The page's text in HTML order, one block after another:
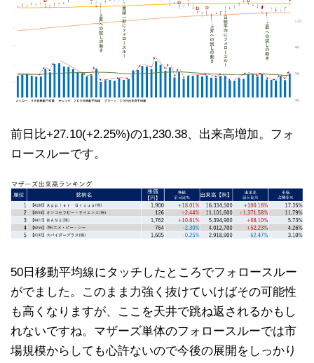
前日比+27.10(+2.25%)の1,230.38、出来高増加。フォ
ロースルーです。
50日移動平均線にタッチしたところでフォロースルー
がでました。このまま力強く抜けていけばその可能性
も高くなりますが、ここを天井で跳ね返されるかもし
れないですね。マザーズ単体のフォロースルーでは市
場規模からしても心許ないので今後の展開をしっかり